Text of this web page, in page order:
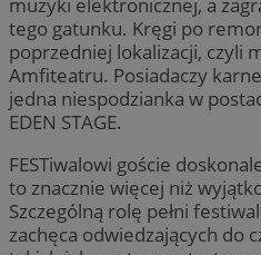
tego gatunku. Kręgi po
poprzedniej lokalizacji, czyli
Amfiteatru. Posiadaczy
jedna niespodzianka w
EDEN STAGE.
FESTiwalowi goście
to znacznie więcej niż
Szczególną rolę pełni
zachęca odwiedzających do